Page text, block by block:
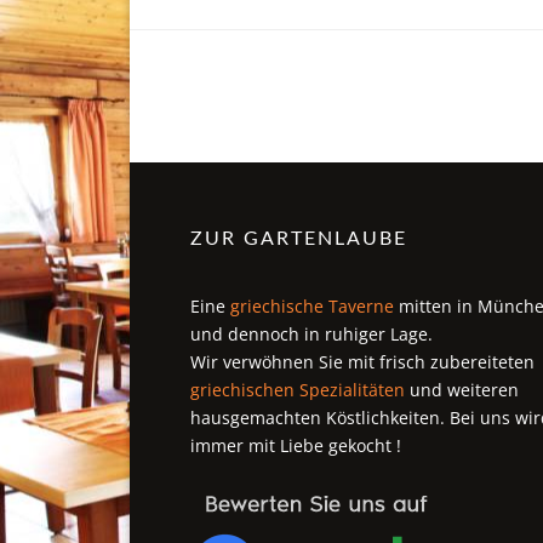
ZUR GARTENLAUBE
Eine griechische Taverne mitten in
und dennoch in ruhiger Lage.
Wir verwöhnen Sie mit frisch zubereiteten
griechischen Spezialitäten und weiteren
hausgemachten Köstlichkeiten. Bei uns
immer mit Liebe gekocht !